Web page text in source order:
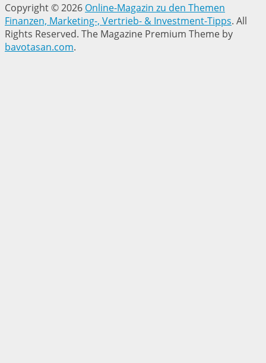
Copyright © 2026 Online-Magazin zu den Themen
Finanzen, Marketing-, Vertrieb- & Investment-Tipps. All
Rights Reserved. The Magazine Premium Theme by
bavotasan.com.